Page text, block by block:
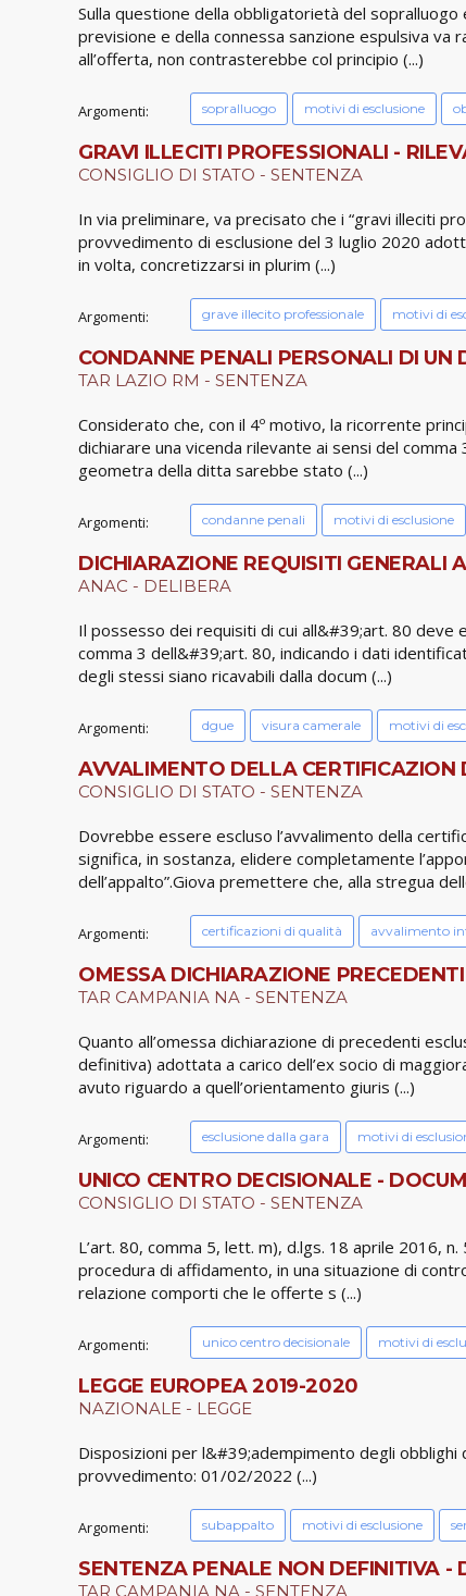
Sulla questione della obbligatorietà del
previsione e della connessa sanzione espulsiva
all’offerta, non contrasterebbe col principio (...)
Argomenti: sopralluogo motivi di esclusione
GRAVI ILLECITI PROFESSIONALI -
CONSIGLIO DI STATO - SENTENZA
In via preliminare, va precisato che i “gravi illeciti
provvedimento di esclusione del 3 luglio 2020
in volta, concretizzarsi in plurim (...)
Argomenti: grave illecito professionale motivi di
CONDANNE PENALI PERSONALI DI
TAR LAZIO RM - SENTENZA
Considerato che, con il 4º motivo, la ricorrente
dichiarare una vicenda rilevante ai sensi del
geometra della ditta sarebbe stato (...)
Argomenti: condanne penali motivi di esclusione
DICHIARAZIONE REQUISITI GENERALI
ANAC - DELIBERA
Il possesso dei requisiti di cui all&#39;art. 80
comma 3 dell&#39;art. 80, indicando i dati
degli stessi siano ricavabili dalla docum (...)
Argomenti: dgue visura camerale motivi di
AVVALIMENTO DELLA CERTIFICAZION
CONSIGLIO DI STATO - SENTENZA
Dovrebbe essere escluso l’avvalimento della
significa, in sostanza, elidere completamente
dell’appalto”.Giova premettere che, alla stregua
Argomenti: certificazioni di qualità avvalimento
OMESSA DICHIARAZIONE
TAR CAMPANIA NA - SENTENZA
Quanto all’omessa dichiarazione di precedenti
definitiva) adottata a carico dell’ex socio di
avuto riguardo a quell’orientamento giuris (...)
Argomenti: esclusione dalla gara motivi di
UNICO CENTRO DECISIONALE -
CONSIGLIO DI STATO - SENTENZA
L’art. 80, comma 5, lett. m), d.lgs. 18 aprile 2016,
procedura di affidamento, in una situazione di
relazione comporti che le offerte s (...)
Argomenti: unico centro decisionale motivi di
LEGGE EUROPEA 2019-2020
NAZIONALE - LEGGE
Disposizioni per l&#39;adempimento degli
provvedimento: 01/02/2022 (...)
Argomenti: subappalto motivi di esclusione
SENTENZA PENALE NON DEFINITIVA -
TAR CAMPANIA NA - SENTENZA